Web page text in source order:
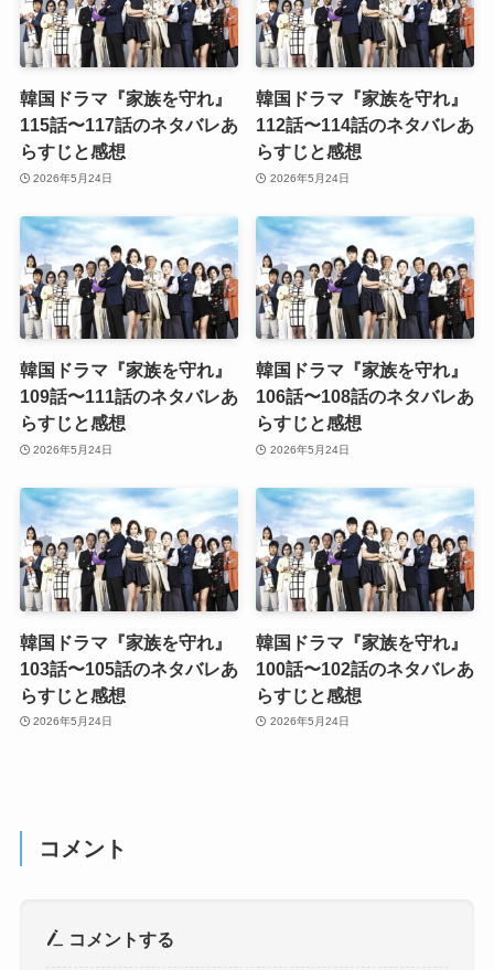
韓国ドラマ『家族を守れ』
115話〜117話のネタバレあ
らすじと感想
2026年5月24日
韓国ドラマ『家族を守れ』
112話〜114話のネタバレあ
らすじと感想
2026年5月24日
韓国ドラマ『家族を守れ』
109話〜111話のネタバレあ
らすじと感想
2026年5月24日
韓国ドラマ『家族を守れ』
106話〜108話のネタバレあ
らすじと感想
2026年5月24日
韓国ドラマ『家族を守れ』
103話〜105話のネタバレあ
らすじと感想
2026年5月24日
韓国ドラマ『家族を守れ』
100話〜102話のネタバレあ
らすじと感想
2026年5月24日
コメント
コメントする